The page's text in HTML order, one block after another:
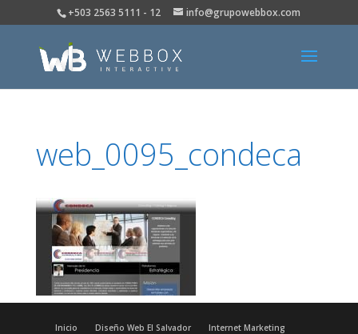
+503 2563 5111 - 12 info@grupowebbox.com
web_0095_condeca
Inicio Diseño Web El Salvador Internet Marketing